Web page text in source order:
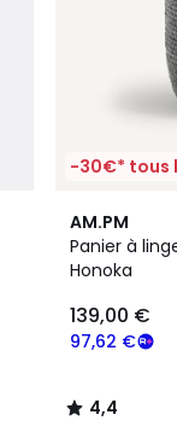
-30€* tous
AM.PM
Panier à
Honoka
97,62 €
139,00 €
4,4
/ 5
4,4
/